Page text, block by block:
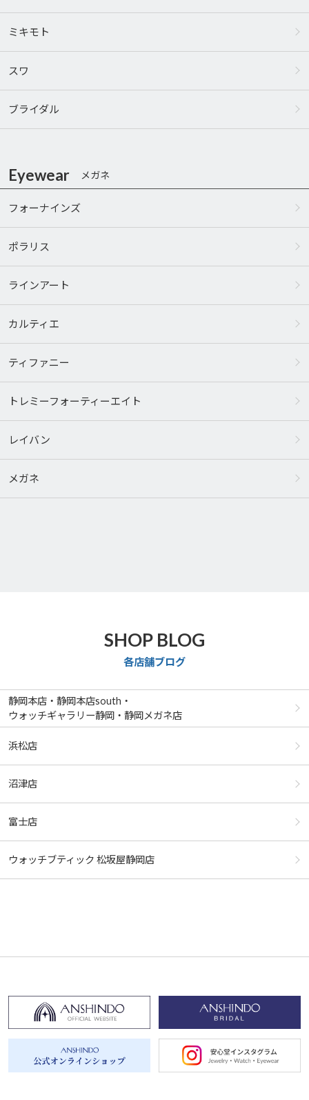
ミキモト
スワ
ブライダル
Eyewear メガネ
フォーナインズ
ポラリス
ラインアート
カルティエ
ティファニー
トレミーフォーティーエイト
レイバン
メガネ
SHOP BLOG
各店舗ブログ
静岡本店・静岡本店south・
ウォッチギャラリー静岡・静岡メガネ店
浜松店
沼津店
富士店
ウォッチブティック 松坂屋静岡店